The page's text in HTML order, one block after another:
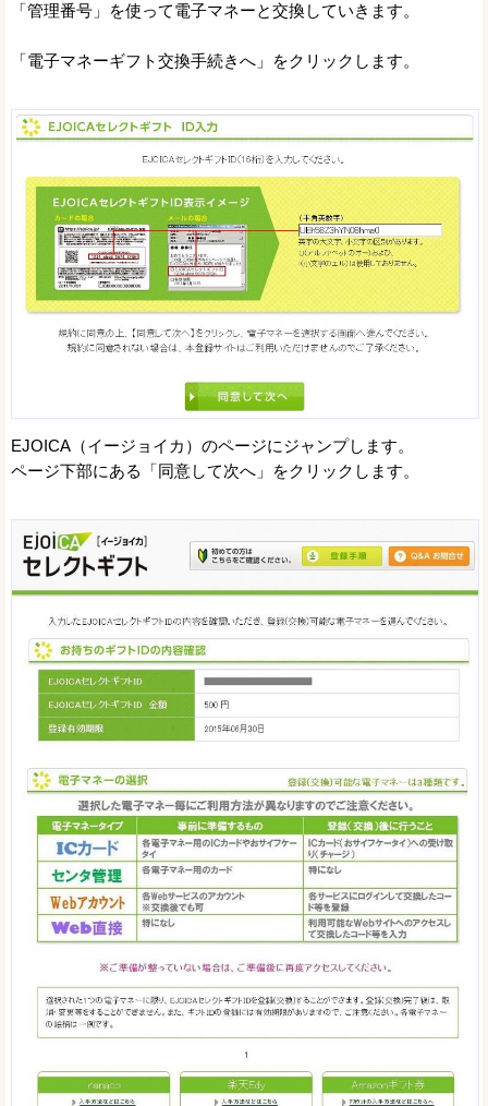
「管理番号」を使って電子マネーと交換していきます。
「電子マネーギフト交換手続きへ」をクリックします。
EJOICA（イージョイカ）のページにジャンプします。
ページ下部にある「同意して次へ」をクリックします。